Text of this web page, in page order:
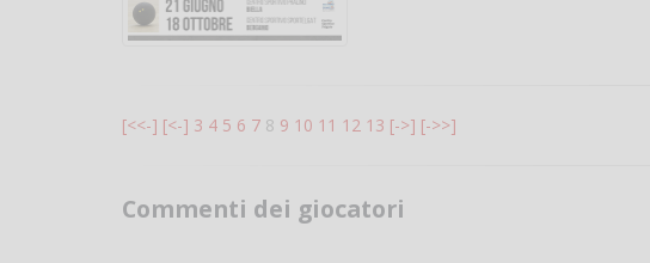
[<<-] [<-] 3 4 5 6 7 8 9 10 11 12 13 [->] [->>]
Commenti dei giocatori